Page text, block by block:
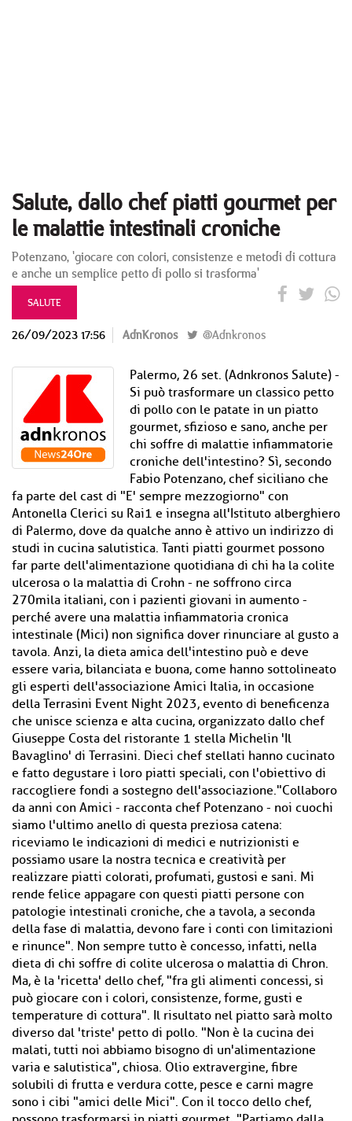
Salute, dallo chef piatti gourmet per
le malattie intestinali croniche
Potenzano, 'giocare con colori, consistenze e metodi di cottura
e anche un semplice petto di pollo si trasforma'
SALUTE
26/09/2023 17:56 AdnKronos @Adnkronos
Palermo, 26 set. (Adnkronos Salute) -
Si può trasformare un classico petto
di pollo con le patate in un piatto
gourmet, sfizioso e sano, anche per
chi soffre di malattie infiammatorie
croniche dell'intestino? Sì, secondo
Fabio Potenzano, chef siciliano che
fa parte del cast di "E' sempre mezzogiorno" con
Antonella Clerici su Rai1 e insegna all'Istituto alberghiero
di Palermo, dove da qualche anno è attivo un indirizzo di
studi in cucina salutistica. Tanti piatti gourmet possono
far parte dell'alimentazione quotidiana di chi ha la colite
ulcerosa o la malattia di Crohn - ne soffrono circa
270mila italiani, con i pazienti giovani in aumento -
perché avere una malattia infiammatoria cronica
intestinale (Mici) non significa dover rinunciare al gusto a
tavola. Anzi, la dieta amica dell'intestino può e deve
essere varia, bilanciata e buona, come hanno sottolineato
gli esperti dell'associazione Amici Italia, in occasione
della Terrasini Event Night 2023, evento di beneficenza
che unisce scienza e alta cucina, organizzato dallo chef
Giuseppe Costa del ristorante 1 stella Michelin 'Il
Bavaglino' di Terrasini. Dieci chef stellati hanno cucinato
e fatto degustare i loro piatti speciali, con l'obiettivo di
raccogliere fondi a sostegno dell'associazione."Collaboro
da anni con Amici - racconta chef Potenzano - noi cuochi
siamo l'ultimo anello di questa preziosa catena:
riceviamo le indicazioni di medici e nutrizionisti e
possiamo usare la nostra tecnica e creatività per
realizzare piatti colorati, profumati, gustosi e sani. Mi
rende felice appagare con questi piatti persone con
patologie intestinali croniche, che a tavola, a seconda
della fase di malattia, devono fare i conti con limitazioni
e rinunce". Non sempre tutto è concesso, infatti, nella
dieta di chi soffre di colite ulcerosa o malattia di Chron.
Ma, è la 'ricetta' dello chef, "fra gli alimenti concessi, si
può giocare con i colori, consistenze, forme, gusti e
temperature di cottura". Il risultato nel piatto sarà molto
diverso dal 'triste' petto di pollo. "Non è la cucina dei
malati, tutti noi abbiamo bisogno di un'alimentazione
varia e salutistica", chiosa. Olio extravergine, fibre
solubili di frutta e verdura cotte, pesce e carni magre
sono i cibi "amici delle Mici". Con il tocco dello chef,